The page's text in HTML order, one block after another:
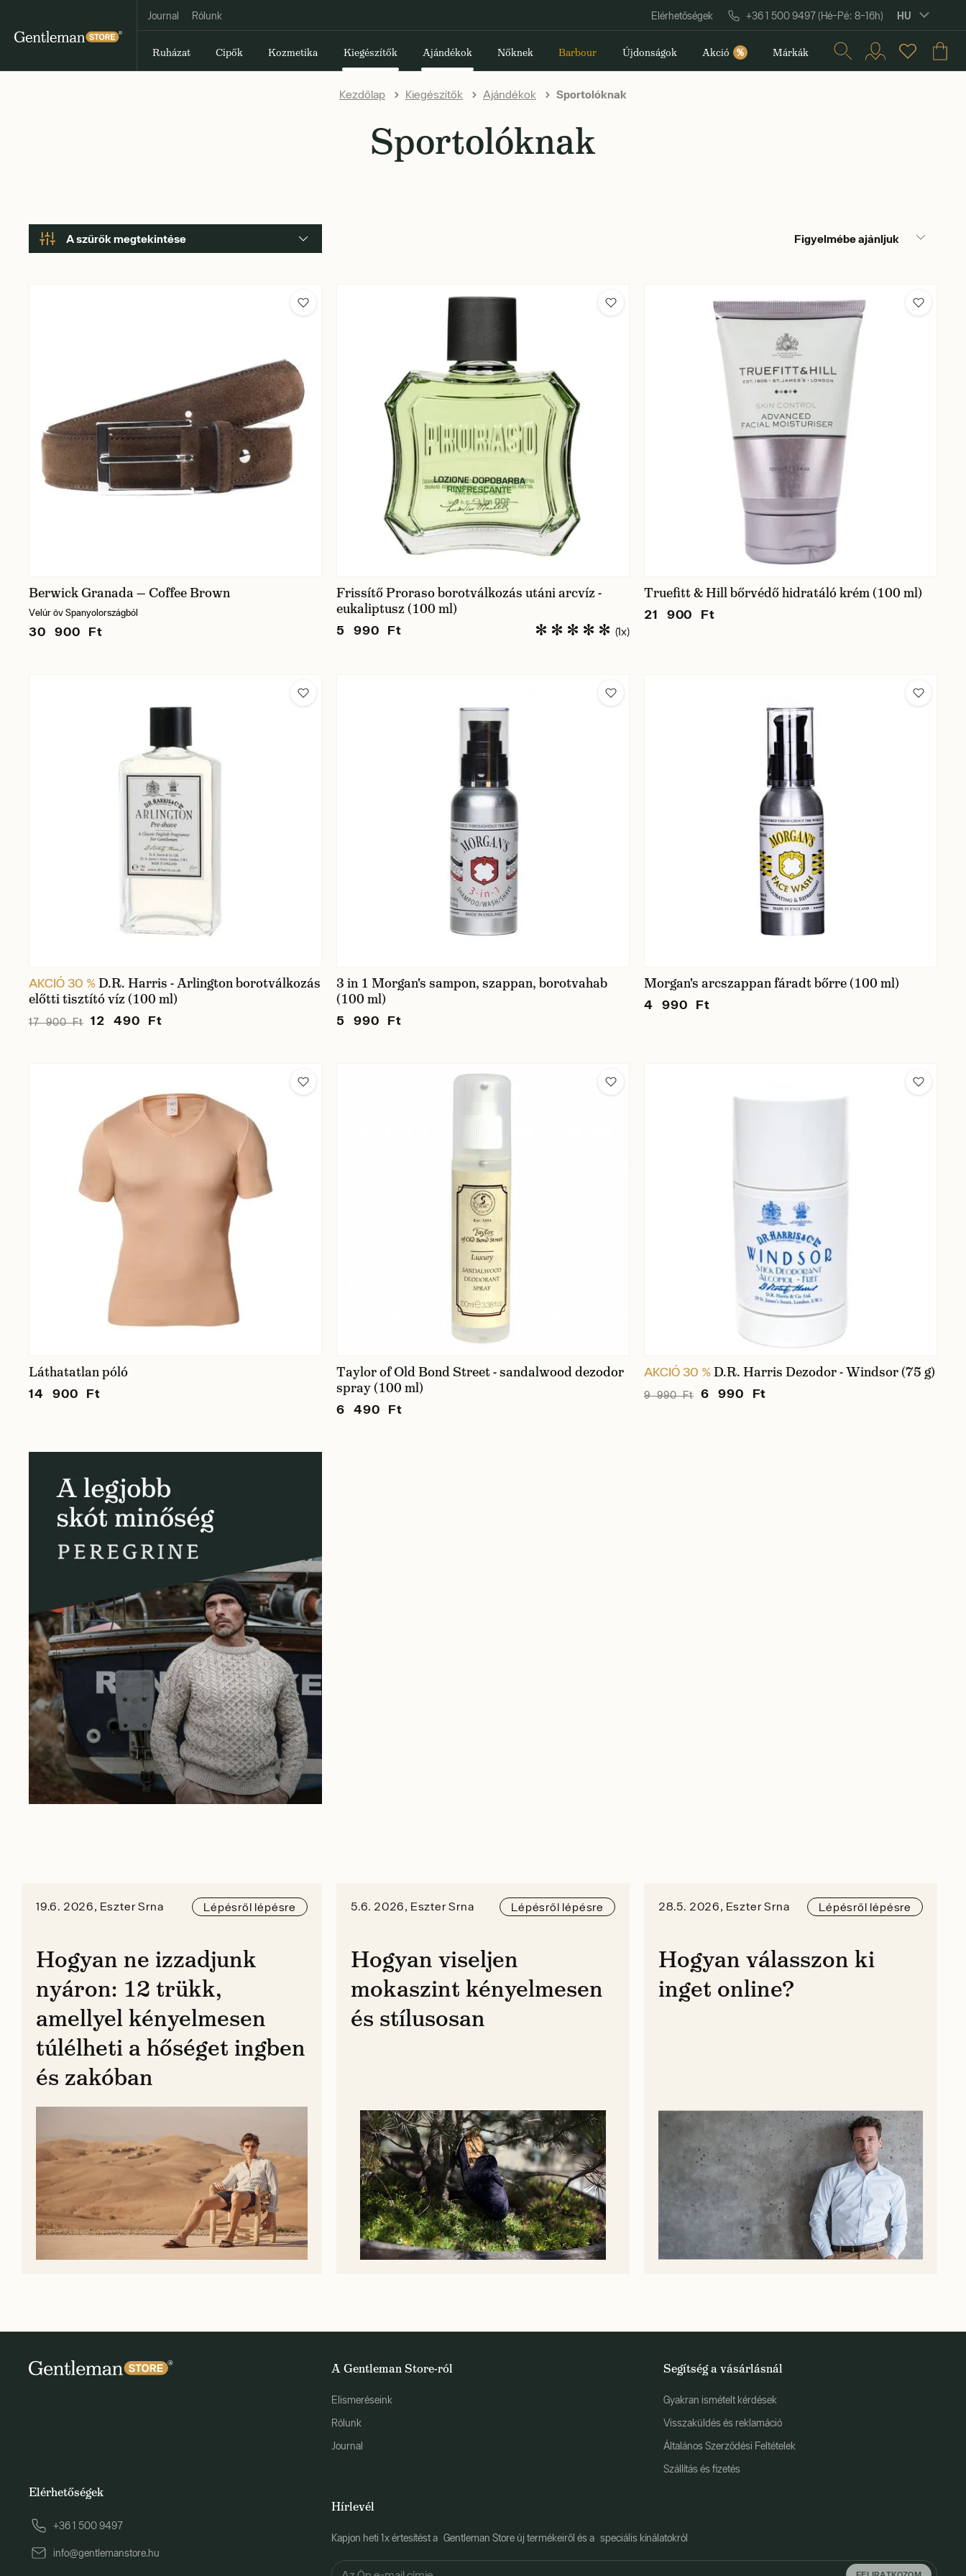
Journal Rólunk Elérhetőségek +36 1 500 9497 (Hé–Pé: 8–16h) HU
Ruházat Cipők Kozmetika Kiegészítők Ajándékok Nőknek Barbour Újdonságok Akció % Márkák
Kezdőlap Kiegészítők Ajándékok Sportolóknak
Sportolóknak
A szűrők megtekintése Figyelmébe ajánljuk
Berwick Granada — Coffee Brown
Velúr öv Spanyolországból
30 900 Ft
Frissítő Proraso borotválkozás utáni arcvíz -
eukaliptusz (100 ml)
5 990 Ft (1x)
Truefitt & Hill bőrvédő hidratáló krém (100 ml)
21 900 Ft
AKCIÓ 30 %D.R. Harris - Arlington borotválkozás
előtti tisztító víz (100 ml)
17 900 Ft 12 490 Ft
3 in 1 Morgan's sampon, szappan, borotvahab
(100 ml)
5 990 Ft
Morgan's arcszappan fáradt bőrre (100 ml)
4 990 Ft
Láthatatlan póló
14 900 Ft
Taylor of Old Bond Street - sandalwood dezodor
spray (100 ml)
6 490 Ft
AKCIÓ 30 %D.R. Harris Dezodor - Windsor (75 g)
9 990 Ft 6 990 Ft
19.6. 2026, Eszter Srna Lépésről lépésre
Hogyan ne izzadjunk
nyáron: 12 trükk,
amellyel kényelmesen
túlélheti a hőséget ingben
és zakóban
5.6. 2026, Eszter Srna Lépésről lépésre
Hogyan viseljen
mokaszint kényelmesen
és stílusosan
28.5. 2026, Eszter Srna Lépésről lépésre
Hogyan válasszon ki
inget online?
A Gentleman Store-ról
Elismeréseink
Rólunk
Journal
Segítség a vásárlásnál
Gyakran ismételt kérdések
Visszaküldés és reklamáció
Általános Szerződési Feltételek
Szállítás és fizetés
Hírlevél
Kapjon heti 1x értesítést a Gentleman Store új termékeiről és a speciális kínálatokról
Elérhetőségek
+36 1 500 9497
info@gentlemanstore.hu